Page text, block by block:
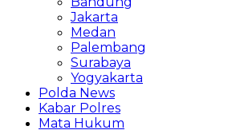
Jakarta
Medan
Palembang
Surabaya
Yogyakarta
Polda News
Kabar Polres
Mata Hukum